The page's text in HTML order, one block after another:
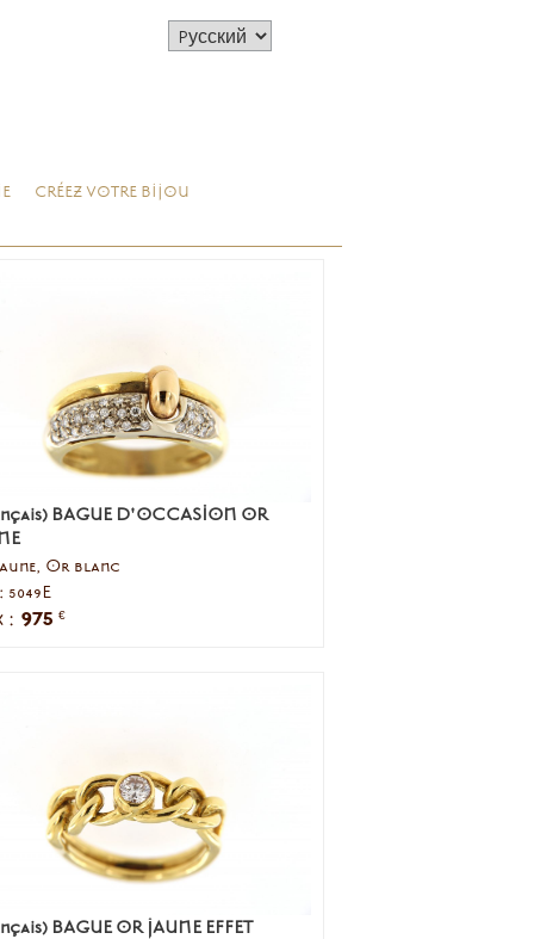
CRÉEZ VOTRE BIJOU
BAGUE D'OCCASION OR
Or blanc
: 975 €
BAGUE OR JAUNE EFFET